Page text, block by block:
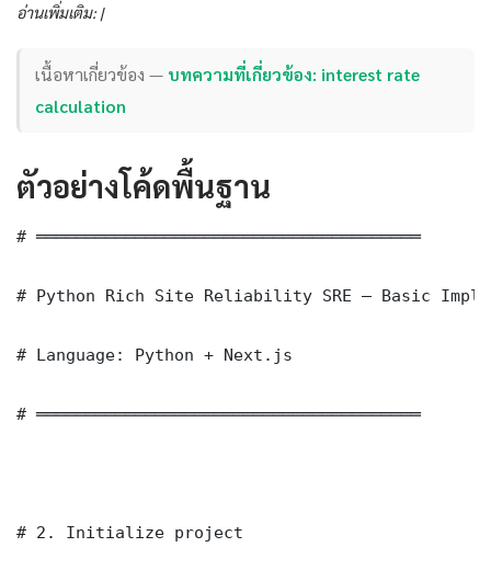
อ่านเพิ่มเติม: |
เนื้อหาเกี่ยวข้อง — บทความที่เกี่ยวข้อง: interest rate
calculation
ตัวอย่างโค้ดพื้นฐาน
# ═══════════════════════════════════════
# Python Rich Site Reliability SRE — Basic
# Language: Python + Next.js
# ═══════════════════════════════════════
# 2. Initialize project